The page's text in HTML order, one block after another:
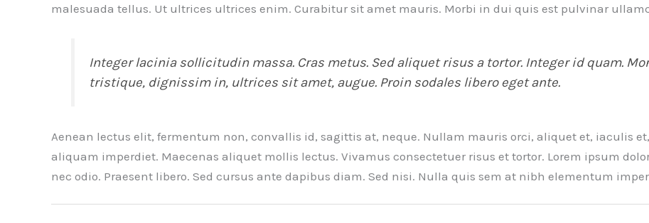
malesuada tellus. Ut ultrices ultrices enim. Curabitur sit amet mauris. Morbi in dui quis est pulvinar
Integer lacinia sollicitudin massa. Cras metus. Sed aliquet risus a tortor. Integer id quam.
tristique, dignissim in, ultrices sit amet, augue. Proin sodales libero eget ante.
Aenean lectus elit, fermentum non, convallis id, sagittis at, neque. Nullam mauris orci, aliquet et, iaculis
aliquam imperdiet. Maecenas aliquet mollis lectus. Vivamus consectetuer risus et tortor. Lorem ipsum
nec odio. Praesent libero. Sed cursus ante dapibus diam. Sed nisi. Nulla quis sem at nibh elementum